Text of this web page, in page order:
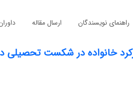
راهنمای نویسندگان ارسال مقاله
خانواده در شکست تحصیلی